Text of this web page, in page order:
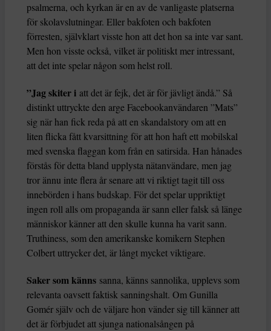
psalmerna, och kyrkan är en av de vanligaste platserna
för skolavslutningar. Eller bakfoten och bakfoten
förresten, självklart visste hon att det hon sa inte var sant.
Men hon visste också, vilket är politiskt mer intressant,
att det inte spelar någon som helst roll.
”Jag skiter i att det är fejk, det är för jävligt ändå.” Så
distinkt uttryckte den arge Facebookanvändaren ”Mats”
sig när han fick reda på att en skandalstory om att en
liten flicka fått kvarsittning för att hon haft ett mobilskal
med svenska flaggan kom från en satirsida. Han hånades
förstås för detta bland upplysta nätanvändare, men jag
tror ännu inte flera år senare att vi riktigt tagit till oss
innebörden i hans budskap. För det spelar uppriktigt
ingen roll alls om propaganda är sann eller falsk så länge
människor känner att den skulle kunna ha varit sann.
Truthiness, som den amerikanske komikern Stephen
Colbert uttrycker det, är långt mycket viktigare.
Saker som känns sanna, känns sannolika, upplevs som
relevanta oavsett faktisk sanningshalt. Om Gunilla
Gomér själv och de väljare hon vänder sig till känner att
det är förbjudet att sjunga nationalsången på